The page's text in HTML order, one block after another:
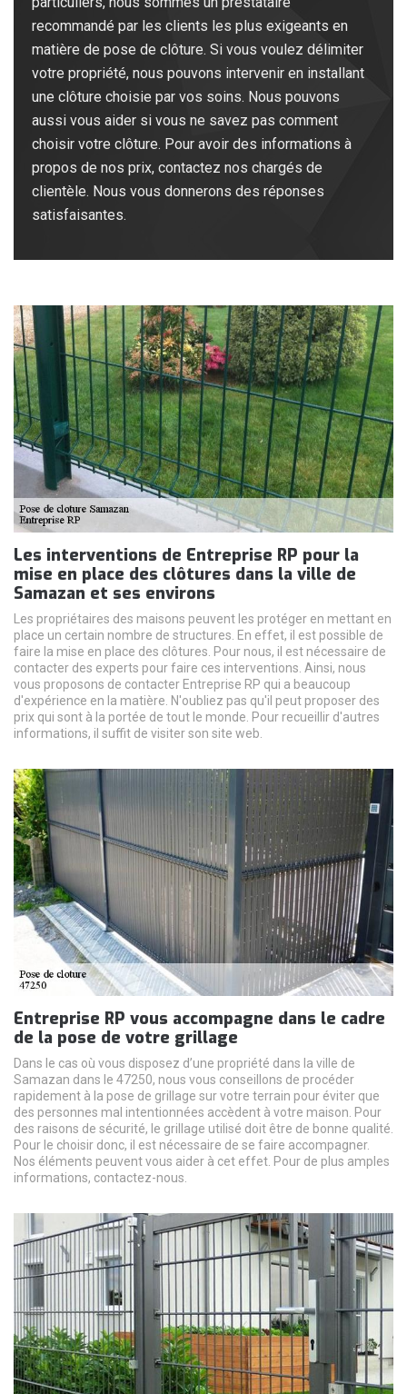
recommandé par les clients les plus exigeants en
matière de pose de clôture. Si vous voulez délimiter
votre propriété, nous pouvons intervenir en installant
une clôture choisie par vos soins. Nous pouvons
aussi vous aider si vous ne savez pas comment
choisir votre clôture. Pour avoir des informations à
propos de nos prix, contactez nos chargés de
clientèle. Nous vous donnerons des réponses
satisfaisantes.
Les interventions de Entreprise RP pour la
mise en place des clôtures dans la ville de
Samazan et ses environs
Les propriétaires des maisons peuvent les protéger en mettant en
place un certain nombre de structures. En effet, il est possible de
faire la mise en place des clôtures. Pour nous, il est nécessaire de
contacter des experts pour faire ces interventions. Ainsi, nous
vous proposons de contacter Entreprise RP qui a beaucoup
d'expérience en la matière. N'oubliez pas qu'il peut proposer des
prix qui sont à la portée de tout le monde. Pour recueillir d'autres
informations, il suffit de visiter son site web.
Entreprise RP vous accompagne dans le cadre
de la pose de votre grillage
Dans le cas où vous disposez d’une propriété dans la ville de
Samazan dans le 47250, nous vous conseillons de procéder
rapidement à la pose de grillage sur votre terrain pour éviter que
des personnes mal intentionnées accèdent à votre maison. Pour
des raisons de sécurité, le grillage utilisé doit être de bonne qualité.
Pour le choisir donc, il est nécessaire de se faire accompagner.
Nos éléments peuvent vous aider à cet effet. Pour de plus amples
informations, contactez-nous.